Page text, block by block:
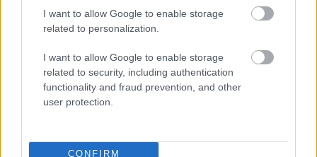
I want to allow Google to enable storage
related to personalization.
I want to allow Google to enable storage
related to security, including authentication
functionality and fraud prevention, and other
user protection.
CONFIRM